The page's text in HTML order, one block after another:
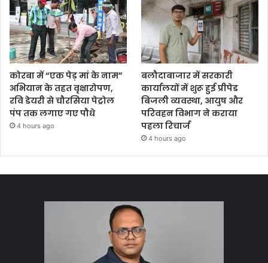
कोरबा में “एक पेड़ मां के नाम”
अभियान के तहत वृक्षारोपण,
रवि डेयरी से चौरसिया पेट्रोल
पंप तक लगाए गए पौधे
4 hours ago
बलौदाबाजार में सरकारी
कार्यालयों में शुरू हुई प्रीपेड
बिजली व्यवस्था, आयुष और
परिवहन विभाग ने कराया
पहला रिचार्ज
4 hours ago